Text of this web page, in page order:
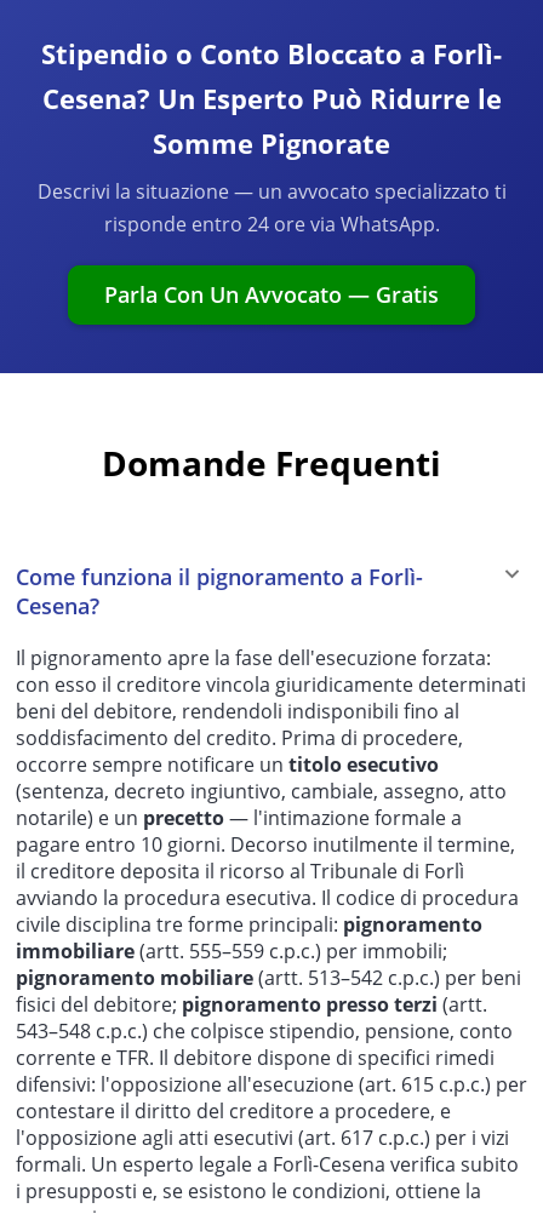
Stipendio o Conto Bloccato a Forlì-
Cesena? Un Esperto Può Ridurre le
Somme Pignorate
Descrivi la situazione — un avvocato specializzato ti
risponde entro 24 ore via WhatsApp.
Parla Con Un Avvocato — Gratis
Domande Frequenti
Come funziona il pignoramento a Forlì-
Cesena?
Il pignoramento apre la fase dell'esecuzione forzata:
con esso il creditore vincola giuridicamente determinati
beni del debitore, rendendoli indisponibili fino al
soddisfacimento del credito. Prima di procedere,
occorre sempre notificare un titolo esecutivo
(sentenza, decreto ingiuntivo, cambiale, assegno, atto
notarile) e un precetto— l'intimazione formale a
pagare entro 10 giorni. Decorso inutilmente il termine,
il creditore deposita il ricorso al Tribunale di Forlì
avviando la procedura esecutiva. Il codice di procedura
civile disciplina tre forme principali: pignoramento
immobiliare(artt. 555–559 c.p.c.) per immobili;
pignoramento mobiliare(artt. 513–542 c.p.c.) per beni
fisici del debitore; pignoramento presso terzi (artt.
543–548 c.p.c.) che colpisce stipendio, pensione, conto
corrente e TFR. Il debitore dispone di specifici rimedi
difensivi: l'opposizione all'esecuzione (art. 615 c.p.c.) per
contestare il diritto del creditore a procedere, e
l'opposizione agli atti esecutivi (art. 617 c.p.c.) per i vizi
formali. Un esperto legale a Forlì-Cesena verifica subito
i presupposti e, se esistono le condizioni, ottiene la